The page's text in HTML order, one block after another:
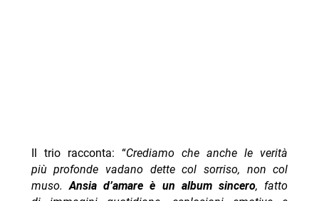
Il trio racconta: “Crediamo che anche le verità
più profonde vadano dette col sorriso, non col
muso.Ansia d’amare è un album sincero, fatto